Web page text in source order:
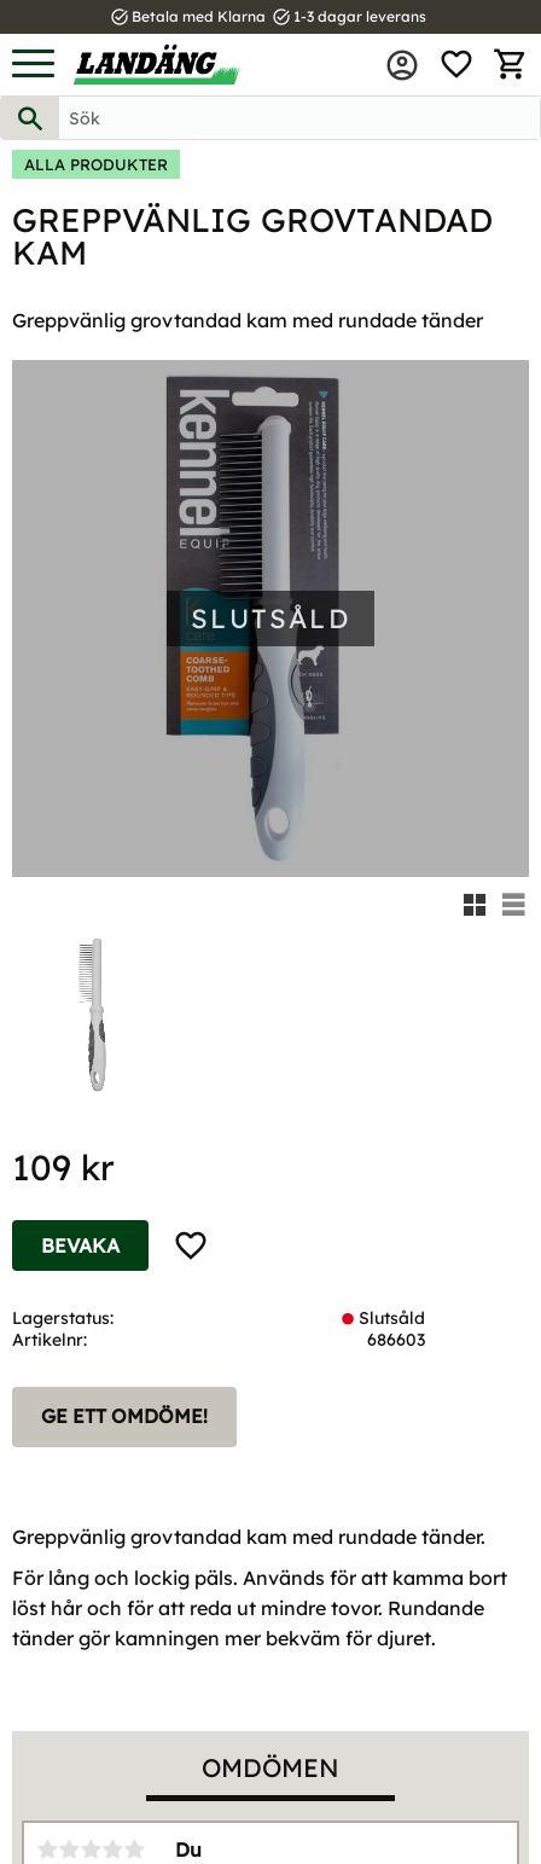
Meny
task_alt Betala med Klarna task_alt 1-3 dagar leverans
ALLA PRODUKTER
GREPPVÄNLIG GROVTANDAD
KAM
Greppvänlig grovtandad kam med rundade tänder
SLUTSÅLD
109 kr
Lägg till i favoriter
BEVAKA
Lagerstatus
Slutsåld
Artikelnr
686603
GE ETT OMDÖME!
Greppvänlig grovtandad kam med rundade tänder.
För lång och lockig päls. Används för att kamma bort
löst hår och för att reda ut mindre tovor. Rundande
tänder gör kamningen mer bekväm för djuret.
OMDÖMEN
Du